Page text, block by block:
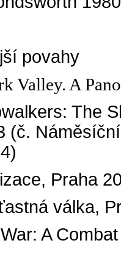
povahy
Valley. A
The
(č.
Praha
válka,
A